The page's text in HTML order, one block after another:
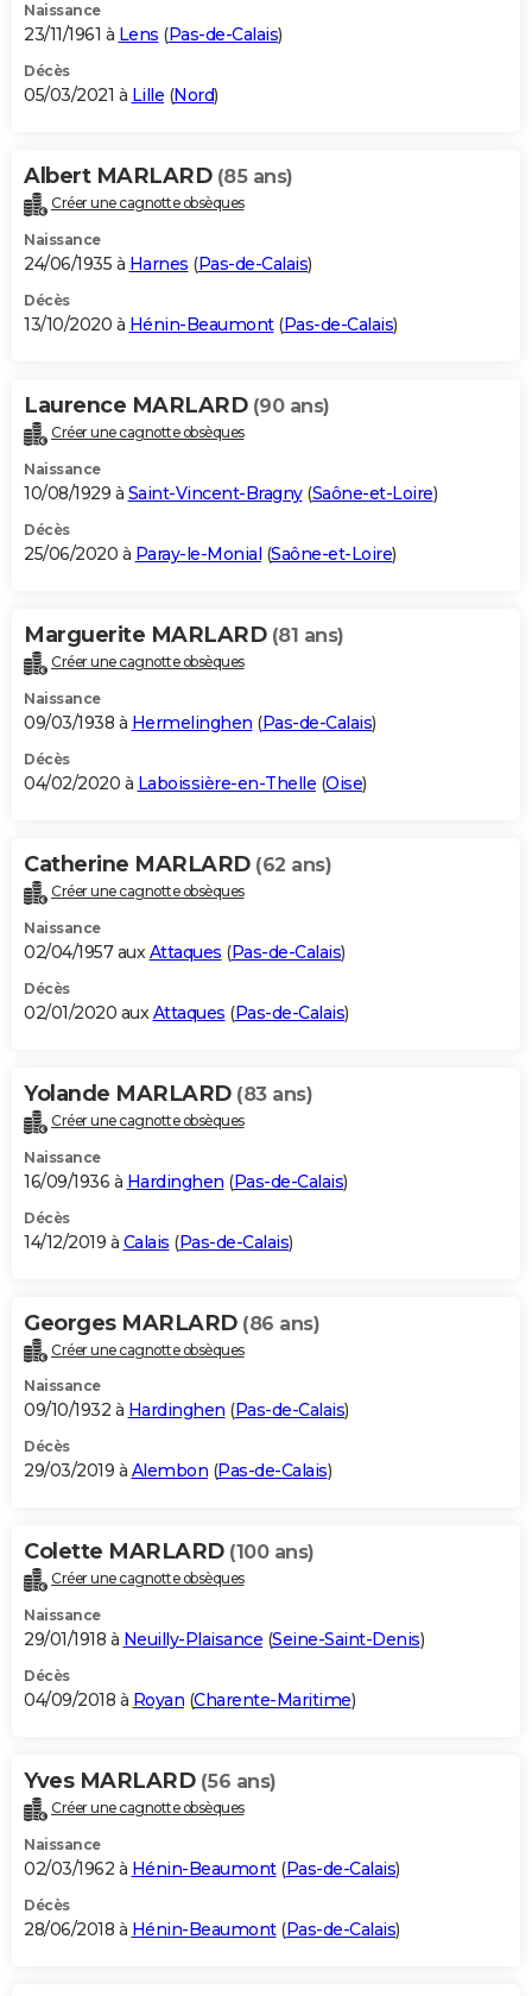
Naissance
23/11/1961 à Lens (Pas-de-Calais)
Décès
05/03/2021 à Lille (Nord)
Albert MARLARD (85 ans)
Créer une cagnotte obsèques
Naissance
24/06/1935 à Harnes (Pas-de-Calais)
Décès
13/10/2020 à Hénin-Beaumont(Pas-de-Calais)
Laurence MARLARD (90 ans)
Créer une cagnotte obsèques
Naissance
10/08/1929 à Saint-Vincent-Bragny(Saône-et-Loire)
Décès
25/06/2020 à Paray-le-Monial (Saône-et-Loire)
Marguerite MARLARD (81 ans)
Créer une cagnotte obsèques
Naissance
09/03/1938 à Hermelinghen (Pas-de-Calais)
Décès
04/02/2020 à Laboissière-en-Thelle (Oise)
Catherine MARLARD (62 ans)
Créer une cagnotte obsèques
Naissance
02/04/1957 auxAttaques (Pas-de-Calais)
Décès
02/01/2020 auxAttaques (Pas-de-Calais)
Yolande MARLARD (83 ans)
Créer une cagnotte obsèques
Naissance
16/09/1936 à Hardinghen (Pas-de-Calais)
Décès
14/12/2019 à Calais (Pas-de-Calais)
Georges MARLARD (86 ans)
Créer une cagnotte obsèques
Naissance
09/10/1932 à Hardinghen (Pas-de-Calais)
Décès
29/03/2019 à Alembon (Pas-de-Calais)
Colette MARLARD (100 ans)
Créer une cagnotte obsèques
Naissance
29/01/1918 à Neuilly-Plaisance (Seine-Saint-Denis)
Décès
04/09/2018 à Royan (Charente-Maritime)
Yves MARLARD (56 ans)
Créer une cagnotte obsèques
Naissance
02/03/1962 à Hénin-Beaumont(Pas-de-Calais)
Décès
28/06/2018 à Hénin-Beaumont(Pas-de-Calais)